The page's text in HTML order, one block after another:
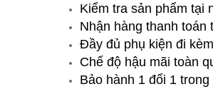
Kiểm tra sản phẩm tại
Nhận hàng thanh toán
Đầy đủ phụ kiện đi
Chế độ hậu mãi toàn
Bảo hành 1 đổi 1